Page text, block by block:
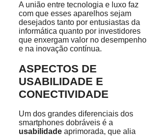
A união entre tecnologia e luxo faz
com que esses aparelhos sejam
desejados tanto por entusiastas da
informática quanto por investidores
que enxergam valor no desempenho
e na inovação contínua.
ASPECTOS DE
USABILIDADE E
CONECTIVIDADE
Um dos grandes diferenciais dos
smartphones dobráveis é a
usabilidade aprimorada, que alia